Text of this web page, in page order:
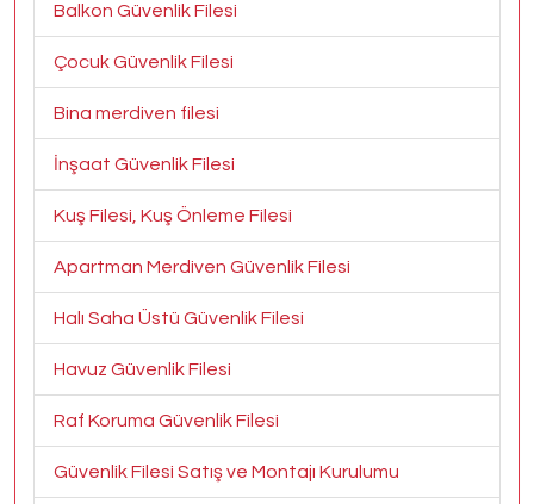
Balkon Güvenlik Filesi
Çocuk Güvenlik Filesi
Bina merdiven filesi
İnşaat Güvenlik Filesi
Kuş Filesi, Kuş Önleme Filesi
Apartman Merdiven Güvenlik Filesi
Halı Saha Üstü Güvenlik Filesi
Havuz Güvenlik Filesi
Raf Koruma Güvenlik Filesi
Güvenlik Filesi Satış ve Montajı Kurulumu